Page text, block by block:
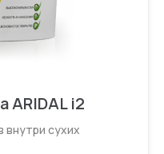
ARIDAL i2
внутри сухих